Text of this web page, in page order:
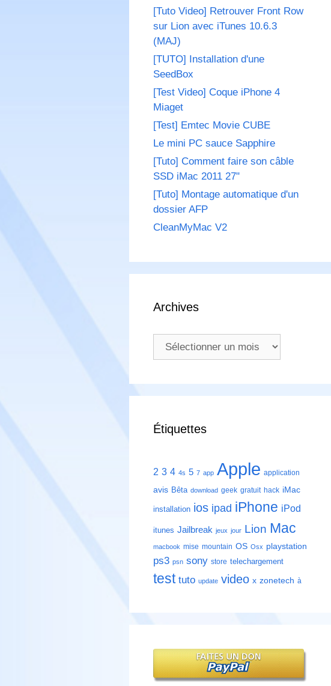
[Tuto Video] Retrouver Front Row
sur Lion avec iTunes 10.6.3
(MAJ)
[TUTO] Installation d'une
SeedBox
[Test Video] Coque iPhone 4
Miaget
[Test] Emtec Movie CUBE
Le mini PC sauce Sapphire
[Tuto] Comment faire son câble
SSD iMac 2011 27"
[Tuto] Montage automatique d'un
dossier AFP
CleanMyMac V2
Archives
Archives
Étiquettes
2 3 4 4s 5 7 app Apple application
avis Bêta download geek gratuit hack iMac
installation ios ipad iPhone iPod
itunes Jailbreak jeux jour Lion Mac
macbook mise mountain OS Osx playstation
ps3 psn sony store telechargement
test tuto update video x zonetech à